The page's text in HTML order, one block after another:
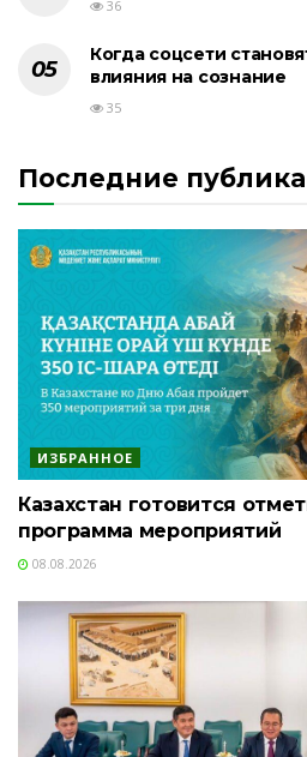
36
Когда соцсети
влияния на сознание
35
Последние
ИЗБРАННОЕ
Казахстан готовится
программа мероприятий
08.08.2026